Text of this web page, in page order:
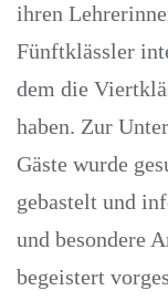
ihren
Fünftklässler
dem die
haben. Zur
Gäste wurde
gebastelt und
und besondere
begeistert